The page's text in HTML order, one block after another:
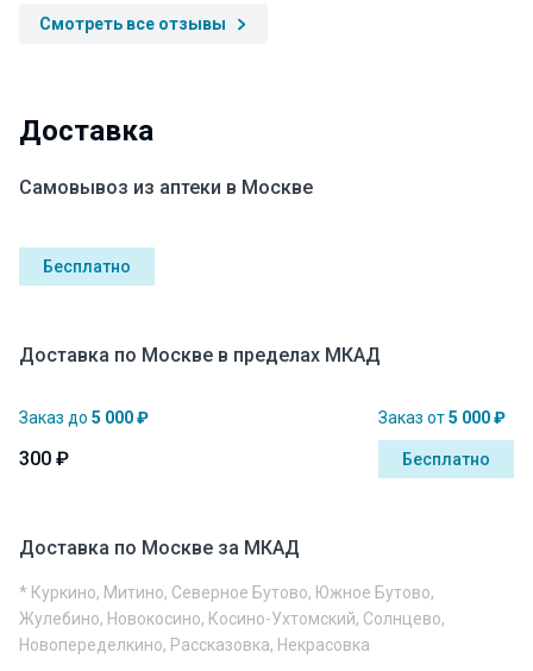
Смотреть все отзывы
Доставка
Самовывоз из аптеки в Москве
Бесплатно
Доставка по Москве в пределах МКАД
Заказ до 5 000 ₽
300 ₽
Заказ от5 000 ₽
Бесплатно
Доставка по Москве за МКАД
* Куркино, Митино, Северное Бутово, Южное Бутово,
Жулебино, Новокосино, Косино-Ухтомский, Солнцево,
Новопеределкино, Рассказовка, Некрасовка